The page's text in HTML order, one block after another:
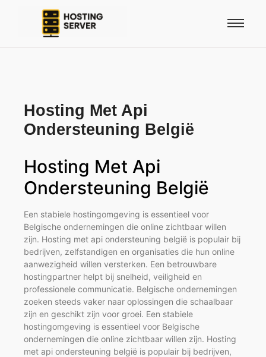
Hosting Met Api
Ondersteuning België
Hosting Met Api
Ondersteuning België
Een stabiele hostingomgeving is essentieel voor
Belgische ondernemingen die online zichtbaar willen
zijn. Hosting met api ondersteuning belgië is populair bij
bedrijven, zelfstandigen en organisaties die hun online
aanwezigheid willen versterken. Een betrouwbare
hostingpartner helpt bij snelheid, veiligheid en
professionele communicatie. Belgische ondernemingen
zoeken steeds vaker naar oplossingen die schaalbaar
zijn en geschikt zijn voor groei. Een stabiele
hostingomgeving is essentieel voor Belgische
ondernemingen die online zichtbaar willen zijn. Hosting
met api ondersteuning belgië is populair bij bedrijven,